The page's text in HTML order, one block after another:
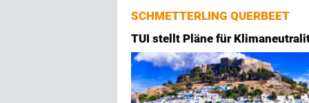
SCHMETTERLING QUERBEET
TUI stellt Pläne für